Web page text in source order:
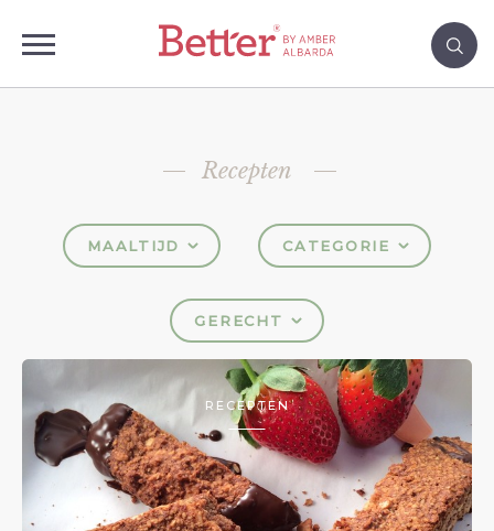
Recepten
MAALTIJD CATEGORIE
GERECHT
RECEPTEN